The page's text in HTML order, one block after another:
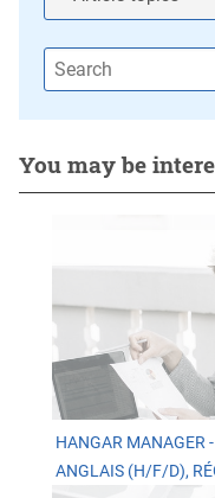
You may be
HANGAR MANAGER
ANGLAIS (H/F/D),